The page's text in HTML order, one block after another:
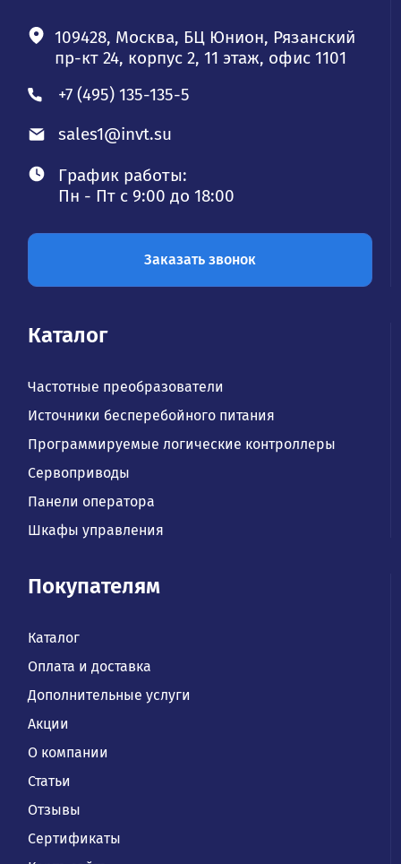
109428, Москва, БЦ Юнион, Рязанский
пр-кт 24, корпус 2, 11 этаж, офис 1101
+7 (495) 135-135-5
sales1@invt.su
График работы:
Пн - Пт с 9:00 до 18:00
Заказать звонок
Каталог
Частотные преобразователи
Источники бесперебойного питания
Программируемые логические контроллеры
Сервоприводы
Панели оператора
Шкафы управления
Покупателям
Каталог
Оплата и доставка
Дополнительные услуги
Акции
О компании
Статьи
Отзывы
Сертификаты